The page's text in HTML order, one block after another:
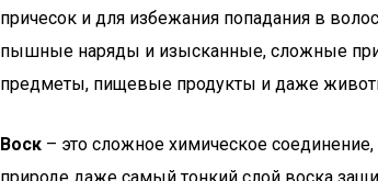
причесок и для избежания попадания в
пышные наряды и изысканные, сложные
предметы, пищевые продукты и даже
Воск – это сложное химическое